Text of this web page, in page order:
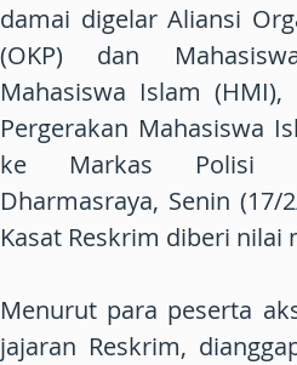
damai digelar Aliansi
(OKP) dan
Mahasiswa Islam
Pergerakan Mahasiswa
ke Markas Polisi
Dharmasraya, Senin (17/
Kasat Reskrim diberi nilai
Menurut para peserta
jajaran Reskrim,